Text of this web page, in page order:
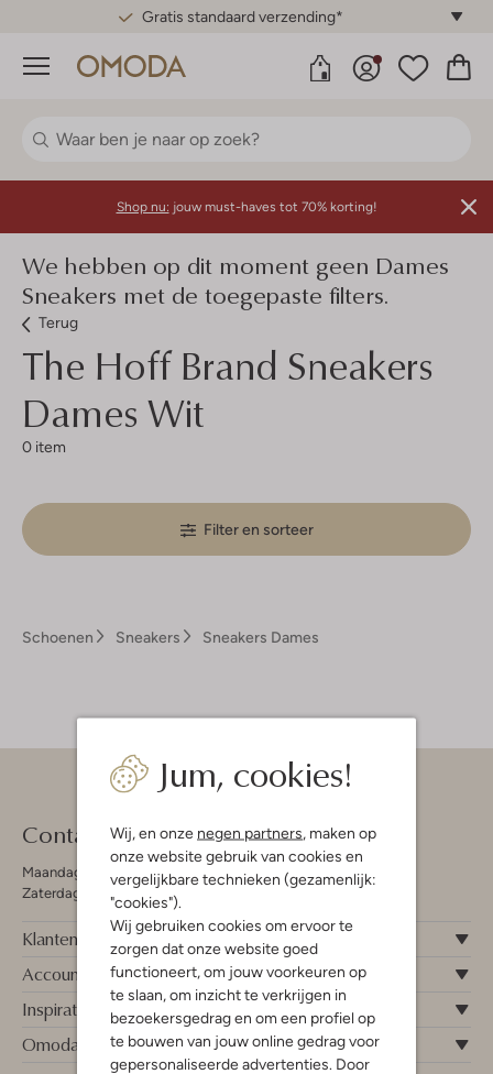
Gratis standaard verzending*
Menu
Jum, cookies!
Wij, en onze negen partners, maken op
onze website gebruik van cookies en
vergelijkbare technieken (gezamenlijk:
"cookies").
Wij gebruiken cookies om ervoor te
zorgen dat onze website goed
functioneert, om jouw voorkeuren op
te slaan, om inzicht te verkrijgen in
bezoekersgedrag en om een profiel op
te bouwen van jouw online gedrag voor
gepersonaliseerde advertenties. Door
Shop nu: jouw must-haves tot 70% korting!
We hebben op dit moment geen Dames
Sneakers met de toegepaste filters.
Terug
The Hoff Brand Sneakers
Dames Wit
0 item
Filter en sorteer
Schoenen Sneakers Sneakers Dames
Contact
Maandag - Vrijdag 09:00 - 19:00 uur
Zaterdag 09:00 - 17:00 uur
Klantenservice
Account
Inspiratie
Omoda